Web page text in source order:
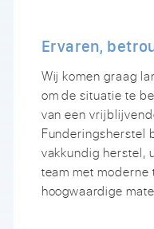
Ervaren,
Wij komen graag
om de situatie te
van een
Funderingsherstel
vakkundig herstel,
team met moderne
hoogwaardige